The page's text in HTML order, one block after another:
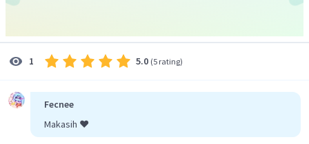
Jadi, besar masing-masing sudut pusat tersebut adalah
1 5.0 (5 rating)
Fecnee
Makasih ❤️